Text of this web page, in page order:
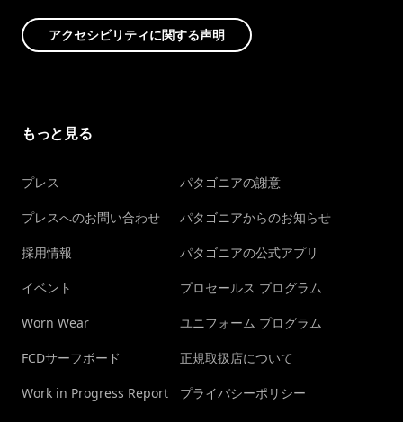
アクセシビリティに関する声明
もっと見る
プレス
プレスへのお問い合わせ
採用情報
イベント
Worn Wear
FCDサーフボード
Work in Progress Report
パタゴニアの謝意
パタゴニアからのお知らせ
パタゴニアの公式アプリ
プロセールス プログラム
ユニフォーム プログラム
正規取扱店について
プライバシーポリシー